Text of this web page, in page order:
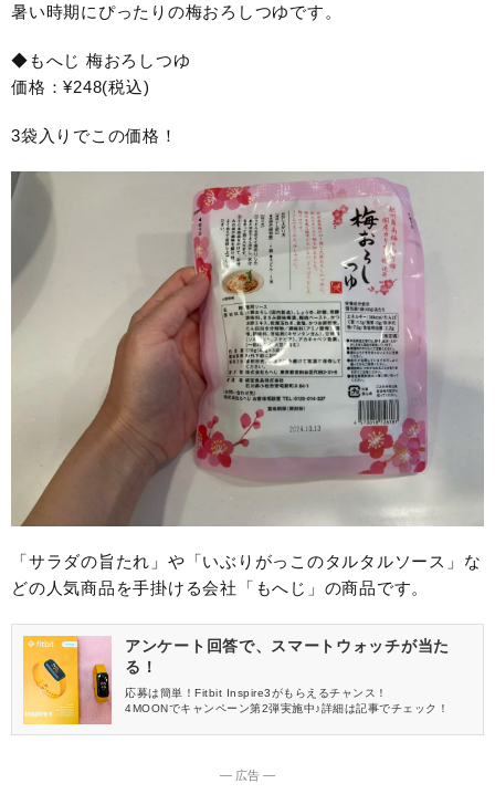
暑い時期にぴったりの梅おろしつゆです。
◆もへじ 梅おろしつゆ
価格：¥248(税込)
3袋入りでこの価格！
「サラダの旨たれ」や「いぶりがっこのタルタルソース」な
どの人気商品を手掛ける会社「もへじ」の商品です。
アンケート回答で、スマートウォッチが当た
る！
応募は簡単！Fitbit Inspire3がもらえるチャンス！
4MOONでキャンペーン第2弾実施中♪詳細は記事でチェック！
― 広告 ―